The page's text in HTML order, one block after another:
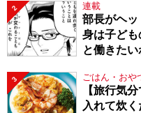
2 連載
部長がヘ
身は子ども
と働きた
3 ごはん・おや
【旅行気
入れて炊